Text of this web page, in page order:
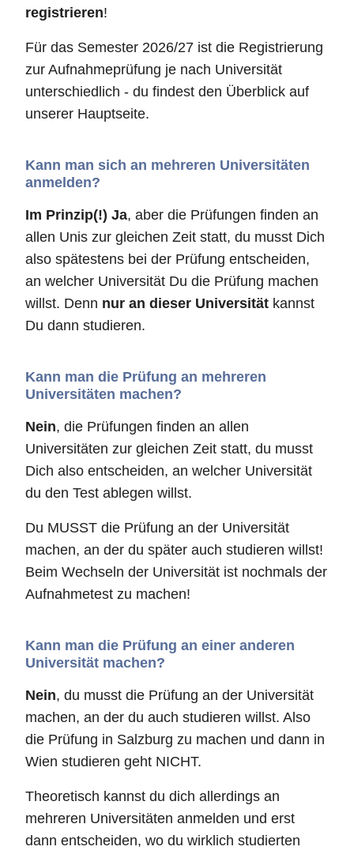
registrieren!
Für das Semester 2026/27 ist die Registrierung
zur Aufnahmeprüfung je nach Universität
unterschiedlich - du findest den Überblick auf
unserer Hauptseite.
Kann man sich an mehreren Universitäten
anmelden?
Im Prinzip(!) Ja, aber die Prüfungen finden an
allen Unis zur gleichen Zeit statt, du musst Dich
also spätestens bei der Prüfung entscheiden,
an welcher Universität Du die Prüfung machen
willst. Denn nur an dieser Universität kannst
Du dann studieren.
Kann man die Prüfung an mehreren
Universitäten machen?
Nein, die Prüfungen finden an allen
Universitäten zur gleichen Zeit statt, du musst
Dich also entscheiden, an welcher Universität
du den Test ablegen willst.
Du MUSST die Prüfung an der Universität
machen, an der du später auch studieren willst!
Beim Wechseln der Universität ist nochmals der
Aufnahmetest zu machen!
Kann man die Prüfung an einer anderen
Universität machen?
Nein, du musst die Prüfung an der Universität
machen, an der du auch studieren willst. Also
die Prüfung in Salzburg zu machen und dann in
Wien studieren geht NICHT.
Theoretisch kannst du dich allerdings an
mehreren Universitäten anmelden und erst
dann entscheiden, wo du wirklich studierten